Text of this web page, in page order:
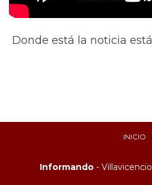
Donde está la noticia
INICIO
Informando -